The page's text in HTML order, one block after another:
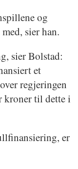
og
sier han.
sier Bolstad:
et
regjeringen
kroner til dette i
er